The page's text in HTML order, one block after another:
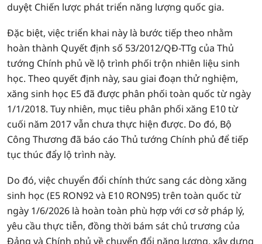
duyệt Chiến lược phát triển năng lượng quốc gia.
Đặc biệt, việc triển khai này là bước tiếp theo nhằm
hoàn thành Quyết định số 53/2012/QĐ-TTg của Thủ
tướng Chính phủ về lộ trình phối trộn nhiên liệu sinh
học. Theo quyết định này, sau giai đoạn thử nghiệm,
xăng sinh học E5 đã được phân phối toàn quốc từ ngày
1/1/2018. Tuy nhiên, mục tiêu phân phối xăng E10 từ
cuối năm 2017 vẫn chưa thực hiện được. Do đó, Bộ
Công Thương đã báo cáo Thủ tướng Chính phủ để tiếp
tục thúc đẩy lộ trình này.
Do đó, việc chuyển đổi chính thức sang các dòng xăng
sinh học (E5 RON92 và E10 RON95) trên toàn quốc từ
ngày 1/6/2026 là hoàn toàn phù hợp với cơ sở pháp lý,
yêu cầu thực tiễn, đồng thời bám sát chủ trương của
Đảng và Chính phủ về chuyển đổi năng lượng, xây dựng